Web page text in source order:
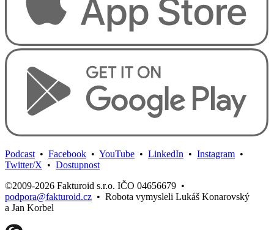
Podcast • Facebook • YouTube • LinkedIn • Instagram •
Twitter/X • Dostupnost
©2009-2026 Fakturoid s.r.o. IČO 04656679 •
podpora@fakturoid.cz • Robota vymysleli Lukáš Konarovský
a Jan Korbel